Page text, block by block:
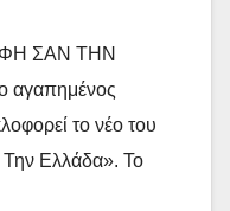
ΣΑΝ ΤΗΝ
αγαπημένος
το νέο του
Την Ελλάδα». Το